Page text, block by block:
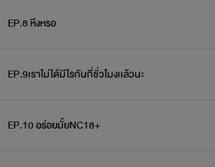
พ่อเป็นมาเฟียใหญ่ จะไม่ค่
EP.8 หึงหรอ
EP.9เราไม่ได้มีไรกันกี่ชั่วโมงเเล้วนะ
EP.10 อร่อยมั้ยNC18+